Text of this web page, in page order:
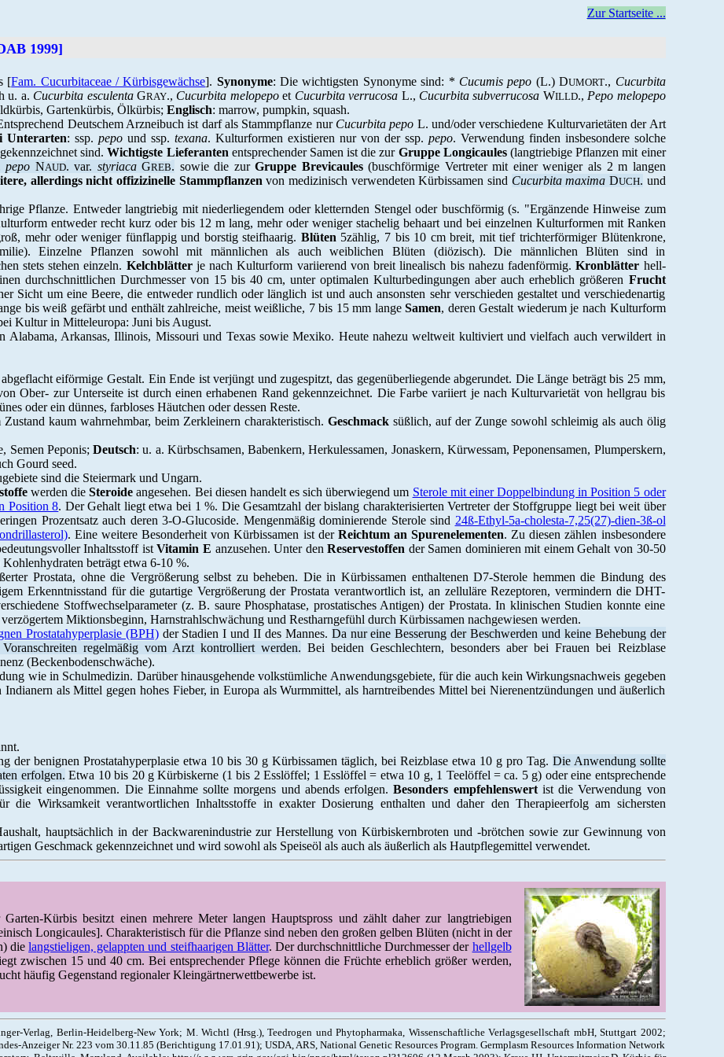
Zur Startseite ...
1999]
[Fam. Cucurbitaceae / Kürbisgewächse]. Synonyme: Die wichtigsten Synonyme sind: * Cucumis pepo (L.) DUMORT., Cucurbita
u. a. Cucurbita esculentaGRAY., Cucurbita melopepoet Cucurbita verrucosa L., Cucurbita subverrucosa WILLD., Pepo melopepo
Gartenkürbis, Ölkürbis; Englisch: marrow, pumpkin, squash.
Deutschem Arzneibuch ist darf als Stammpflanze nur Cucurbita pepo L. und/oder verschiedene Kulturvarietäten der Art
Unterarten: ssp. pepo und ssp. texana. Kulturformen existieren nur von der ssp. pepo. Verwendung finden insbesondere solche
sind.Wichtigste Lieferanten entsprechender Samen ist die zur Gruppe Longicaules(langtriebige Pflanzen mit einer
pepo NAUD. var. styriaca GREB. sowie die zurGruppe Brevicaules(buschförmige Vertreter mit einer weniger als 2 m langen
allerdings nicht offizizinelle Stammpflanzen von medizinisch verwendeten Kürbissamen sind Cucurbita maxima DUCH. und
Pflanze. Entweder langtriebig mit niederliegendem oder kletternden Stengel oder buschförmig (s. "Ergänzende Hinweise zum
entweder recht kurz oder bis 12 m lang, mehr oder weniger stachelig behaart und bei einzelnen Kulturformen mit Ranken
mehr oder weniger fünflappig und borstig steifhaarig. Blüten 5zählig, 7 bis 10 cm breit, mit tief trichterförmiger Blütenkrone,
Einzelne Pflanzen sowohl mit männlichen als auch weiblichen Blüten (diözisch). Die männlichen Blüten sind in
stets stehen einzeln. Kelchblätterje nach Kulturform variierend von breit linealisch bis nahezu fadenförmig.Kronblätter hell-
durchschnittlichen Durchmesser von 15 bis 40 cm, unter optimalen Kulturbedingungen aber auch erheblich größeren Frucht
Sicht um eine Beere, die entweder rundlich oder länglich ist und auch ansonsten sehr verschieden gestaltet und verschiedenartig
bis weiß gefärbt und enthält zahlreiche, meist weißliche, 7 bis 15 mm langeSamen, deren Gestalt wiederum je nach Kulturform
Kultur in Mitteleuropa: Juni bis August.
Alabama, Arkansas, Illinois, Missouri und Texas sowie Mexiko. Heute nahezu weltweit kultiviert und vielfach auch verwildert in
eiförmige Gestalt. Ein Ende ist verjüngt und zugespitzt, das gegenüberliegende abgerundet. Die Länge beträgt bis 25 mm,
Ober- zur Unterseite ist durch einen erhabenen Rand gekennzeichnet. Die Farbe variiert je nach Kulturvarietät von hellgrau bis
oder ein dünnes, farbloses Häutchen oder dessen Reste.
kaum wahrnehmbar, beim Zerkleinern charakteristisch. Geschmacksüßlich, auf der Zunge sowohl schleimig als auch ölig
Semen Peponis;Deutsch: u. a. Kürbschsamen, Babenkern, Herkulessamen, Jonaskern, Kürwessam, Peponensamen, Plumperskern,
Gourd seed.
sind die Steiermark und Ungarn.
werden dieSteroide angesehen. Bei diesen handelt es sich überwiegend um Sterole mit einer Doppelbindung in Position 5 oder
Position 8. Der Gehalt liegt etwa bei 1 %. Die Gesamtzahl der bislang charakterisierten Vertreter der Stoffgruppe liegt bei weit über
Prozentsatz auch deren 3-O-Glucoside. Mengenmäßig dominierende Sterole sind 24ß-Ethyl-5a-cholesta-7,25(27)-dien-3ß-ol
. Eine weitere Besonderheit von Kürbissamen ist der Reichtum an Spurenelementen. Zu diesen zählen insbesondere
Inhaltsstoff istVitamin E anzusehen. Unter denReservestoffen der Samen dominieren mit einem Gehalt von 30-50
beträgt etwa 6-10 %.
Prostata, ohne die Vergrößerung selbst zu beheben. Die in Kürbissamen enthaltenenD7-Sterole hemmen die Bindung des
Erkenntnisstand für die gutartige Vergrößerung der Prostata verantwortlich ist, an zelluläre Rezeptoren, vermindern die DHT-
Stoffwechselparameter (z. B. saure Phosphatase, prostatisches Antigen) der Prostata. In klinischen Studien konnte eine
Miktionsbeginn, Harnstrahlschwächung und Restharngefühl durch Kürbissamen nachgewiesen werden.
Prostatahyperplasie (BPH)der Stadien I und II des Mannes. Da nur eine Besserung der Beschwerden und keine Behebung der
regelmäßig vom Arzt kontrolliert werden. Bei beiden Geschlechtern, besonders aber bei Frauen bei Reizblase
(Beckenbodenschwäche).
wie in Schulmedizin. Darüber hinausgehende volkstümliche Anwendungsgebiete, für die auch kein Wirkungsnachweis gegeben
als Mittel gegen hohes Fieber, in Europa als Wurmmittel, als harntreibendes Mittel bei Nierenentzündungen und äußerlich
der benignen Prostatahyperplasie etwa 10 bis 30 g Kürbissamen täglich, bei Reizblase etwa 10 g pro Tag. Die Anwendung sollte
erfolgen. Etwa 10 bis 20 g Kürbiskerne (1 bis 2 Esslöffel; 1 Esslöffel = etwa 10 g, 1 Teelöffel = ca. 5 g) oder eine entsprechende
eingenommen. Die Einnahme sollte morgens und abends erfolgen.Besonders empfehlenswertist die Verwendung von
die Wirksamkeit verantwortlichen Inhaltsstoffe in exakter Dosierung enthalten und daher den Therapieerfolg am sichersten
hauptsächlich in der Backwarenindustrie zur Herstellung von Kürbiskernbroten und -brötchen sowie zur Gewinnung von
Geschmack gekennzeichnet und wird sowohl als Speiseöl als auch als äußerlich als Hautpflegemittel verwendet.
Kürbis besitzt einen mehrere Meter langen Hauptspross und zählt daher zur langtriebigen
Longicaules]. Charakteristisch für die Pflanze sind neben den großen gelben Blüten (nicht in der
dielangstieligen, gelappten und steifhaarigen Blätter. Der durchschnittliche Durchmesser der hellgelb
zwischen 15 und 40 cm. Bei entsprechender Pflege können die Früchte erheblich größer werden,
häufig Gegenstand regionaler Kleingärtnerwettbewerbe ist.
Verlag, Berlin-Heidelberg-New York; M. Wichtl (Hrsg.), Teedrogen und Phytopharmaka, Wissenschaftliche Verlagsgesellschaft mbH, Stuttgart 2002;
Anzeiger Nr. 223 vom 30.11.85 (Berichtigung 17.01.91); USDA, ARS, National Genetic Resources Program. Germplasm Resources Information Network